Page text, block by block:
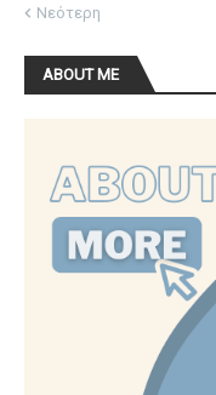
Νεότερη
ABOUT ME